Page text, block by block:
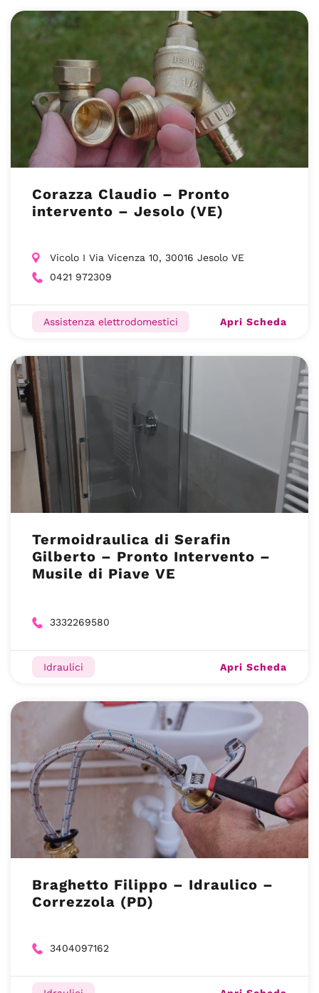
Corazza Claudio – Pronto
intervento – Jesolo (VE)
Vicolo I Via Vicenza 10, 30016 Jesolo VE
0421 972309
Assistenza elettrodomestici Apri Scheda
Termoidraulica di Serafin
Gilberto – Pronto Intervento –
Musile di Piave VE
3332269580
Idraulici Apri Scheda
Braghetto Filippo – Idraulico –
Correzzola (PD)
3404097162